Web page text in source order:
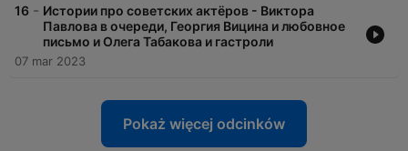
16 - Истории про советских актёров - Виктора
Павлова в очереди, Георгия Вицина и любовное
письмо и Олега Табакова и гастроли
07 mar 2023
Pokaż więcej odcinków